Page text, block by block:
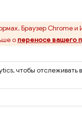
Браузер Chrome и
о переносе вашего
чтобы отслеживать